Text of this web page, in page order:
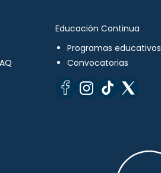
Educación Continua
Programas educativos
Convocatorias